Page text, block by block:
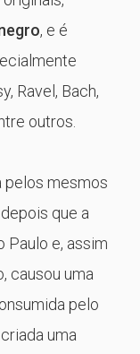
, e é
Ravel, Bach,
outros.
mesmos
que a
Paulo e, assim
causou uma
pelo
uma